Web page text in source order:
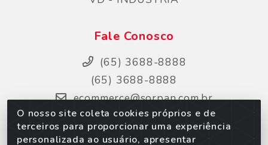
O nosso site coleta cookies próprios e de
terceiros para proporcionar uma experiência
personalizada ao usuário, apresentar
Fale Conosco
(65) 3688-8888
(65) 3688-8888
ecommerce@sorpan.com.br
Instagram
Facebook